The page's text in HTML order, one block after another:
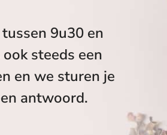
9u30 en
steeds een
en we sturen je
antwoord.